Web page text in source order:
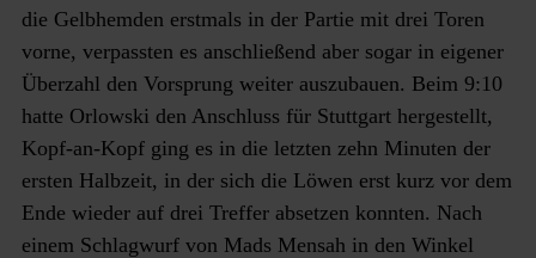
die Gelbhemden erstmals in der Partie mit drei Toren
vorne, verpassten es anschließend aber sogar in eigener
Überzahl den Vorsprung weiter auszubauen. Beim 9:10
hatte Orlowski den Anschluss für Stuttgart hergestellt,
Kopf-an-Kopf ging es in die letzten zehn Minuten der
ersten Halbzeit, in der sich die Löwen erst kurz vor dem
Ende wieder auf drei Treffer absetzen konnten. Nach
einem Schlagwurf von Mads Mensah in den Winkel